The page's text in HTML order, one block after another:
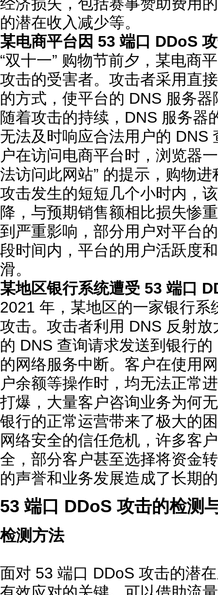
的潜在收入减少等。
某电商平台因 53 端口 DDoS
“双十一” 购物节前夕，某电商
攻击的受害者。攻击者采用直
的方式，使平台的 DNS 服务
随着攻击的持续，DNS 服务器
无法及时响应合法用户的 DNS
户在访问电商平台时，浏览器
法访问此网站” 的提示，购物
攻击发生的短短几个小时内，
降，与预期销售额相比损失惨
到严重影响，部分用户对平台
段时间内，平台的用户活跃度
滑。
某地区银行系统遭受 53 端口
2021 年，某地区的一家银行系
攻击。攻击者利用 DNS 反射
的 DNS 查询请求发送到银行
的网络服务中断。客户在使用
户余额等操作时，均无法正常
打爆，大量客户咨询业务为何
银行的正常运营带来了极大的
网络安全的信任危机，许多客
全，部分客户甚至选择将资金
的声誉和业务发展造成了长期
53 端口 DDoS 攻击的检测
检测方法
面对 53 端口 DDoS 攻击的潜